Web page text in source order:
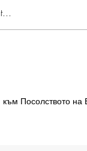
Посолството на